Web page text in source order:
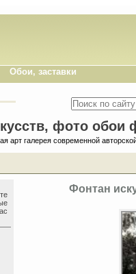
Обои, заставки
фото обои
арт галерея современной
Фонтан